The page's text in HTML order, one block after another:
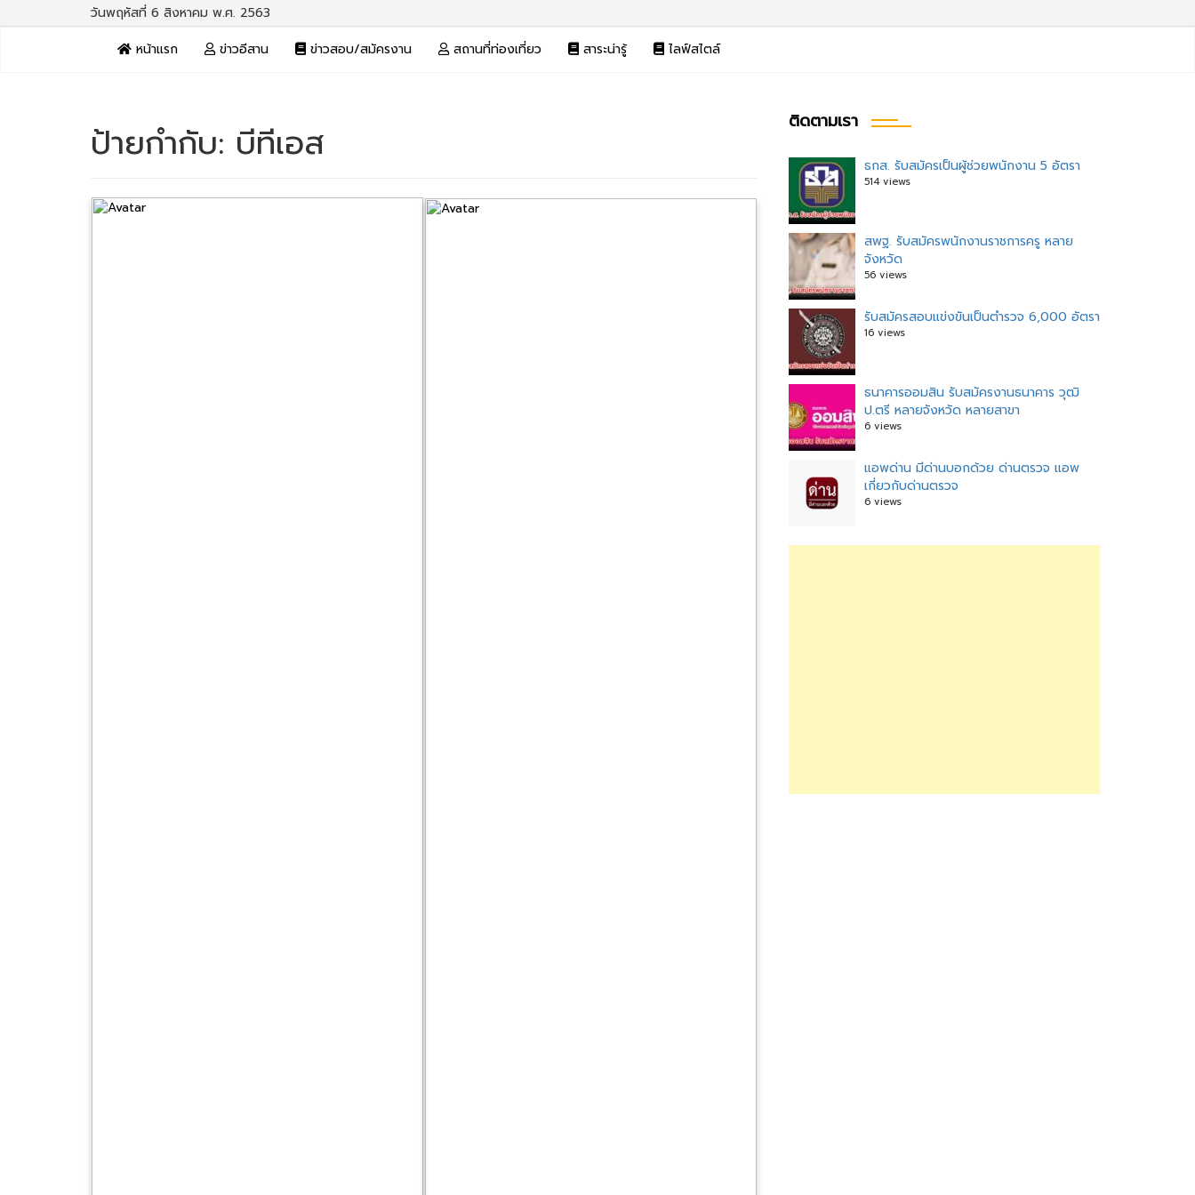
วันพฤหัสที่ 6 สิงหาคม พ.ศ. 2563
หน้าแรก
ข่าวอีสาน ข่าวสอบ/สมัครงาน สถานที่ท่องเที่ยว สาระน่ารู้ ไลฟ์สไตล์
ป้ายกำกับ: บีทีเอส
แนะแนว
เรื่อง
ติดตามเรา
ธกส. รับสมัครเป็นผู้ช่วยพนักงาน 5 อัตรา
514 views
สพฐ. รับสมัครพนักงานราชการครู หลาย
จังหวัด
56 views
รับสมัครสอบแข่งขันเป็นตำรวจ 6,000 อัตรา
16 views
ธนาคารออมสิน รับสมัครงานธนาคาร วุฒิ
ป.ตรี หลายจังหวัด หลายสาขา
6 views
แอพด่าน มีด่านบอกด้วย ด่านตรวจ แอพ
เกี่ยวกับด่านตรวจ
6 views